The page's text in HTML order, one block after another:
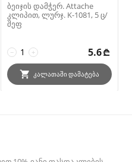
ბეიჯის დამჭერ. Attache
კლიპით, ლურჯ. K-1081, 5 ც/
შეფ
+
− 5.6₾
ᲙᲐᲚᲐᲗᲐᲨᲘ ᲓᲐᲛᲐᲢᲔᲑᲐ